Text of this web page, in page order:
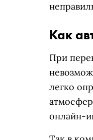
Как
При
легко
онлайн-